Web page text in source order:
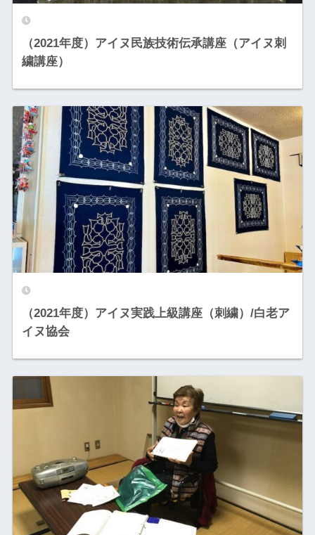
（2021年度）アイヌ民族技術伝承講座（アイヌ刺
繍講座）
（2021年度）アイヌ実践上級講座（刺繍）/白老ア
イヌ協会